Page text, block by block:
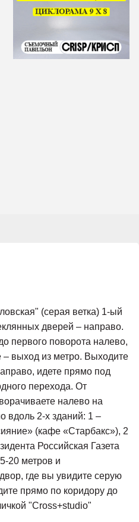
(серая ветка) 1-ый
дверей – направо.
первого поворота налево,
– выход из метро. Выходите
идете прямо под
перехода. От
налево на
вдоль 2-х зданий: 1 –
(кафе «Старбакс»), 2
Российская Газета
20 метров и
где вы увидите серую
прямо по коридору до
"Cross+studio"